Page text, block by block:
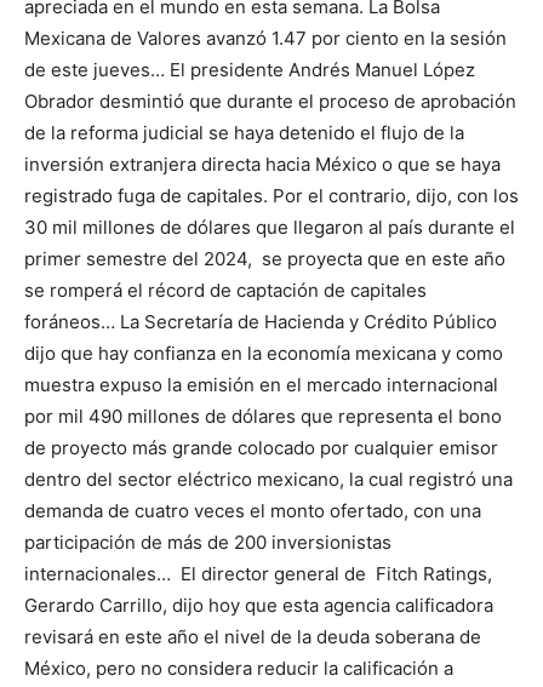
apreciada en el mundo en esta semana. La Bolsa
Mexicana de Valores avanzó 1.47 por ciento en la sesión
de este jueves… El presidente Andrés Manuel López
Obrador desmintió que durante el proceso de aprobación
de la reforma judicial se haya detenido el flujo de la
inversión extranjera directa hacia México o que se haya
registrado fuga de capitales. Por el contrario, dijo, con los
30 mil millones de dólares que llegaron al país durante el
primer semestre del 2024, se proyecta que en este año
se romperá el récord de captación de capitales
foráneos… La Secretaría de Hacienda y Crédito Público
dijo que hay confianza en la economía mexicana y como
muestra expuso la emisión en el mercado internacional
por mil 490 millones de dólares que representa el bono
de proyecto más grande colocado por cualquier emisor
dentro del sector eléctrico mexicano, la cual registró una
demanda de cuatro veces el monto ofertado, con una
participación de más de 200 inversionistas
internacionales… El director general de Fitch Ratings,
Gerardo Carrillo, dijo hoy que esta agencia calificadora
revisará en este año el nivel de la deuda soberana de
México, pero no considera reducir la calificación a